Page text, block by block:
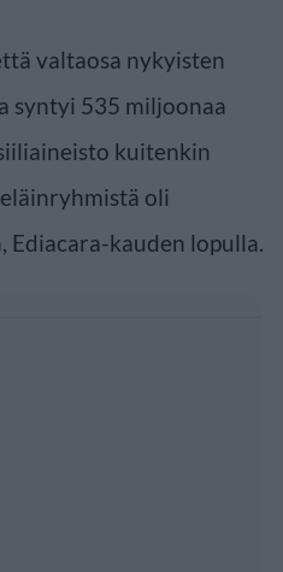
valtaosa nykyisten
syntyi 535 miljoonaa
kuitenkin
oli
Ediacara-kauden lopulla.